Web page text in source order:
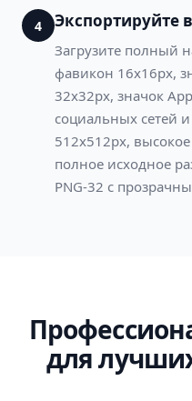
4 Экспортируйте
Загрузите полный
фавикон 16x16px,
32x32px, значок
социальных сетей
512x512px,
полное исходное
PNG-32 с
для